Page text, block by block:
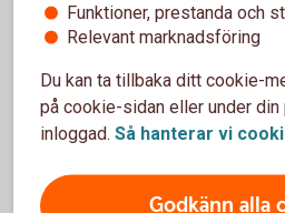
Bankomat
Besök en bankomat för att sätta
Hitta Bankomat(bankomat.se)
Funktioner, prestanda och
Relevant marknadsföring
Du kan ta tillbaka ditt cookie-
på cookie-sidan eller under din
inloggad. Så hanterar vi
Godkänn alla